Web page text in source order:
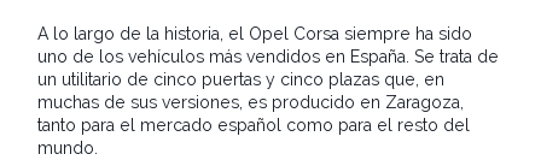
A lo largo de la historia, el Opel Corsa siempre ha sido
uno de los vehículos más vendidos en España. Se trata de
un utilitario de cinco puertas y cinco plazas que, en
muchas de sus versiones, es producido en Zaragoza,
tanto para el mercado español como para el resto del
mundo.